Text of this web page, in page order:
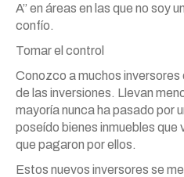
A” en áreas en las que no soy
confío.
Tomar el control
Conozco a muchos inversores
de las inversiones. Llevan
mayoría nunca ha pasado por
poseído bienes inmuebles que
que pagaron por ellos.
Estos nuevos inversores se